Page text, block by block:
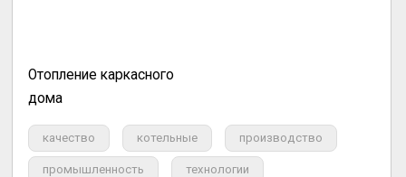
Oтопление каркасного
дома
качество котельные производство
промышленность технологии